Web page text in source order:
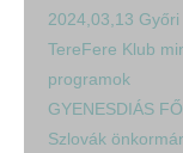
2024,03,13
TereFere Klub
programok
GYENESDIÁS
Szlovák